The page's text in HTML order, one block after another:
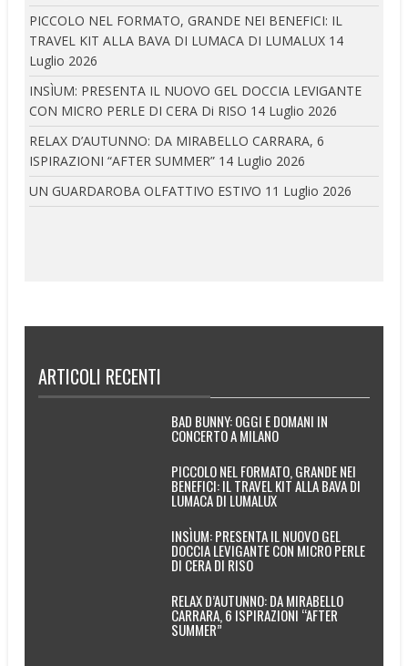
PICCOLO NEL FORMATO, GRANDE NEI BENEFICI: IL
TRAVEL KIT ALLA BAVA DI LUMACA DI LUMALUX 14
Luglio 2026
INSÌUM: PRESENTA IL NUOVO GEL DOCCIA LEVIGANTE
CON MICRO PERLE DI CERA Di RISO 14 Luglio 2026
RELAX D’AUTUNNO: DA MIRABELLO CARRARA, 6
ISPIRAZIONI “AFTER SUMMER” 14 Luglio 2026
UN GUARDAROBA OLFATTIVO ESTIVO 11 Luglio 2026
ARTICOLI RECENTI
BAD BUNNY: OGGI E DOMANI IN
CONCERTO A MILANO
PICCOLO NEL FORMATO, GRANDE NEI
BENEFICI: IL TRAVEL KIT ALLA BAVA DI
LUMACA DI LUMALUX
INSÌUM: PRESENTA IL NUOVO GEL
DOCCIA LEVIGANTE CON MICRO PERLE
DI CERA DI RISO
RELAX D’AUTUNNO: DA MIRABELLO
CARRARA, 6 ISPIRAZIONI “AFTER
SUMMER”